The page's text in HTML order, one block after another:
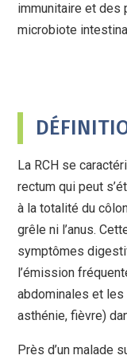
immunitaire et des
microbiote
La RCH se
rectum qui peut
à la totalité du
grêle ni l’anus.
symptômes
l’émission
abdominales et
asthénie, fièvre)
Près d’un malade